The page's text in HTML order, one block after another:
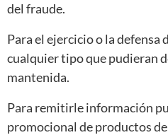
del fraude.
Para el ejercicio o la defensa
cualquier tipo que pudieran
mantenida.
Para remitirle información
promocional de productos